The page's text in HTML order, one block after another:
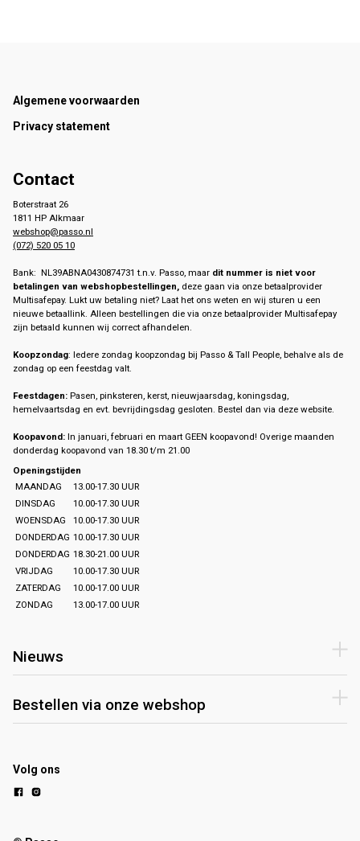
Footer
Algemene voorwaarden
Privacy statement
Contact
Boterstraat 26
1811 HP Alkmaar
webshop@passo.nl
(072) 520 05 10
Bank: NL39ABNA0430874731 t.n.v. Passo, maar dit nummer is niet voor
betalingen van webshopbestellingen, deze gaan via onze betaalprovider
Multisafepay. Lukt uw betaling niet? Laat het ons weten en wij sturen u een
nieuwe betaallink. Alleen bestellingen die via onze betaalprovider Multisafepay
zijn betaald kunnen wij correct afhandelen.
Koopzondag: Iedere zondag koopzondag bij Passo & Tall People, behalve als de
zondag op een feestdag valt.
Feestdagen: Pasen, pinksteren, kerst, nieuwjaarsdag, koningsdag,
hemelvaartsdag en evt. bevrijdingsdag gesloten. Bestel dan via deze website.
Koopavond: In januari, februari en maart GEEN koopavond! Overige maanden
donderdag koopavond van 18.30 t/m 21.00
Openingstijden
MAANDAG
13.00-17.30 UUR
DINSDAG
10.00-17.30 UUR
WOENSDAG
10.00-17.30 UUR
DONDERDAG 10.00-17.30 UUR
DONDERDAG 18.30-21.00 UUR
VRIJDAG
10.00-17.30 UUR
ZATERDAG
10.00-17.00 UUR
ZONDAG
13.00-17.00 UUR
Nieuws
Bestellen via onze webshop
Volg ons